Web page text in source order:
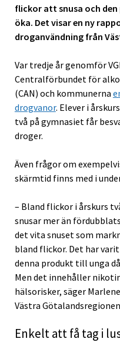
flickor att snusa och
öka. Det visar en ny
droganvändning från
Var tredje år genomför
Centralförbundet för
(CAN) och kommunerna
drogvanor. Elever i
två på gymnasiet får
droger.
Även frågor om
skärmtid finns med i
– Bland flickor i årskurs
snusar mer än
det vita snuset som
bland flickor. Det har
denna produkt till unga
Men det innehåller
hälsorisker, säger
Västra
Enkelt att få tag i